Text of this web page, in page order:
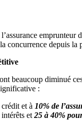
la concurrence
beaucoup diminué
:
et à 10% de
et 25 à 40%